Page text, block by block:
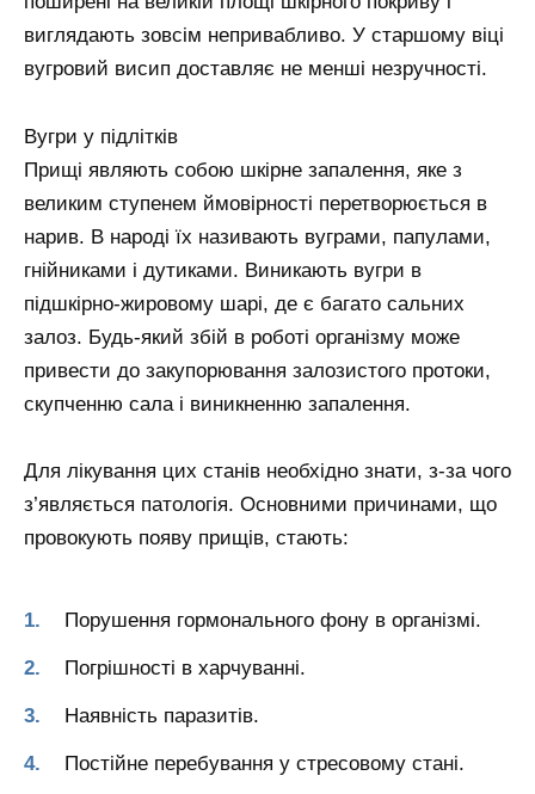
виглядають зовсім непривабливо. У старшому віці
вугровий висип доставляє не менші незручності.
Вугри у підлітків
Прищі являють собою шкірне запалення, яке з
великим ступенем ймовірності перетворюється в
нарив. В народі їх називають вуграми, папулами,
гнійниками і дутиками. Виникають вугри в
підшкірно-жировому шарі, де є багато сальних
залоз. Будь-який збій в роботі організму може
привести до закупорювання залозистого протоки,
скупченню сала і виникненню запалення.
Для лікування цих станів необхідно знати, з-за чого
з’являється патологія. Основними причинами, що
провокують появу прищів, стають:
Порушення гормонального фону в організмі.
Погрішності в харчуванні.
Наявність паразитів.
Постійне перебування у стресовому стані.